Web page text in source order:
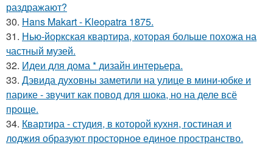
раздражают?
30. Hans Makart - Kleopatra 1875.
31. Нью-йоркская квартира, которая больше похожа на
частный музей.
32. Идеи для дома * дизайн интерьера.
33. Дэвида духовны заметили на улице в мини-юбке и
парике - звучит как повод для шока, но на деле всё
проще.
34. Квартира - студия, в которой кухня, гостиная и
лоджия образуют просторное единое пространство.